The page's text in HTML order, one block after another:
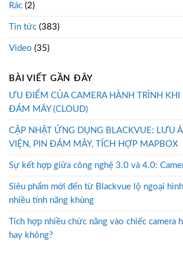
Rác (2)
Tin tức (383)
Video (35)
BÀI VIẾT GẦN ĐÂY
ƯU ĐIỂM CỦA CAMERA HÀNH TRÌNH KHI
ĐÁM MÂY (CLOUD)
CẬP NHẬT ỨNG DỤNG BLACKVUE: LƯU
VIỆN, PIN ĐÁM MÂY, TÍCH HỢP MAPBOX
Sự kết hợp giữa công nghệ 3.0 và 4.0:
Siêu phẩm mới đến từ Blackvue lộ ngoại
nhiều tính năng khủng
Tích hợp nhiều chức năng vào chiếc camera
hay không?